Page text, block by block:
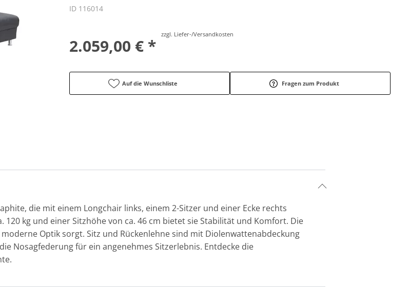
ID 116014
2.059,00 € *
zzgl. Liefer-/Versandkosten
Auf die Wunschliste Fragen zum Produkt
die mit einem Longchair links, einem 2-Sitzer und einer Ecke rechts
kg und einer Sitzhöhe von ca. 46 cm bietet sie Stabilität und Komfort. Die
Optik sorgt. Sitz und Rückenlehne sind mit Diolenwattenabdeckung
Nosagfederung für ein angenehmes Sitzerlebnis. Entdecke die